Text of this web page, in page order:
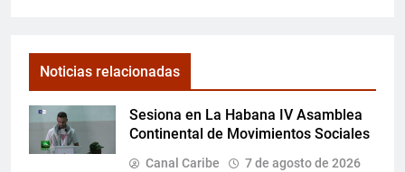
Noticias relacionadas
Sesiona en La Habana IV Asamblea
Continental de Movimientos Sociales
Canal Caribe 7 de agosto de 2026